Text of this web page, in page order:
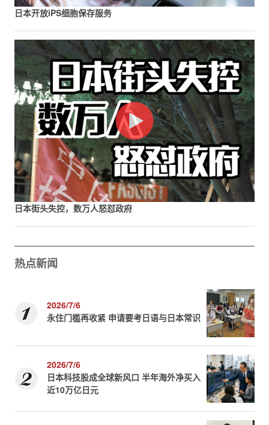
日本开放iPS细胞保存服务
日本街头失控，数万人怒怼政府
热点新闻
2026/7/6
永住门槛再收紧 申请要考日语与日本常识
2026/7/6
日本科技股成全球新风口 半年海外净买入
近10万亿日元